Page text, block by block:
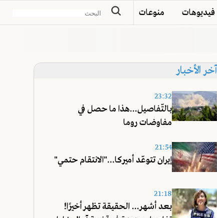
فيديوهات منوعات
آخر الأخبار
23:32
بالتّفاصيل...هذا ما حصل في
مفاوضات روما
21:54
إيران تتوعّد أميركا..."الانتقام حتمي"
21:18
بعد أشهر... الحقيقة تظهر أخيرًا!